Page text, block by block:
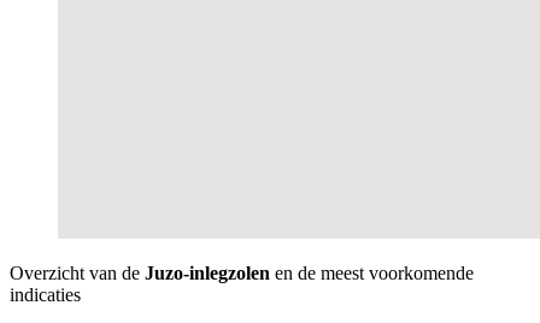
Overzicht van de Juzo-inlegzolen en de meest voorkomende
indicaties